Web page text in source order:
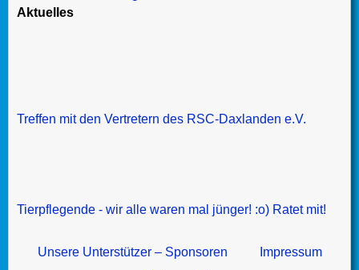
Aktuelles
Treffen mit den Vertretern des RSC-Daxlanden e.V.
Tierpflegende - wir alle waren mal jünger! :o) Ratet mit!
Unsere Unterstützer – Sponsoren
Impressum